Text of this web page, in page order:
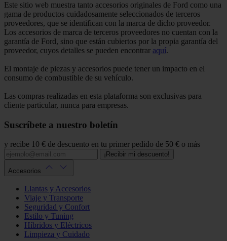
Este sitio web muestra tanto accesorios originales de Ford como una
gama de productos cuidadosamente seleccionados de terceros
proveedores, que se identifican con la marca de dicho proveedor.
Los accesorios de marca de terceros proveedores no cuentan con la
garantía de Ford, sino que están cubiertos por la propia garantía del
proveedor, cuyos detalles se pueden encontrar aquí.
El montaje de piezas y accesorios puede tener un impacto en el
consumo de combustible de su vehículo.
Las compras realizadas en esta plataforma son exclusivas para
cliente particular, nunca para empresas.
Suscríbete a nuestro boletín
y recibe 10 € de descuento en tu primer pedido de 50 € o más
¡Recibir mi descuento!
Accesorios
Llantas y Accesorios
Viaje y Transporte
Seguridad y Confort
Estilo y Tuning
Híbridos y Eléctricos
Limpieza y Cuidado